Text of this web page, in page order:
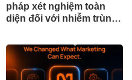
pháp xét nghiệm toàn
diện đối với nhiễm trùng
qua Nghiên cứu lâm
sàng một triệu ca toàn
cầu (GMCS)